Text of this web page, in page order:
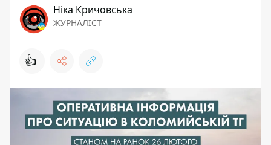
Ніка Кричовська
ЖУРНАЛІСТ
👍